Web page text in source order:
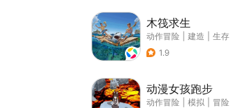
木筏求生
动作冒险 建造 生存
1.9
动漫女孩跑步
动作冒险 模拟 冒险